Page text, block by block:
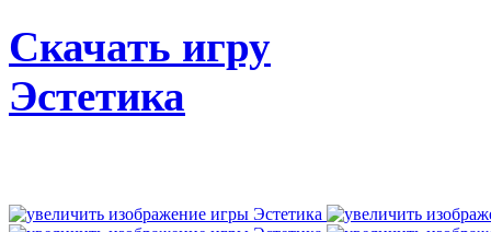
Скачать игру
Эстетика